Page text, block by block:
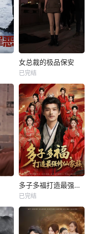
女总裁的极品保安
已完结
多子多福打造最强修仙家族
已完结